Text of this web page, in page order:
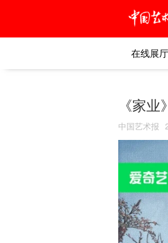
在线展厅
《家
中国艺术报